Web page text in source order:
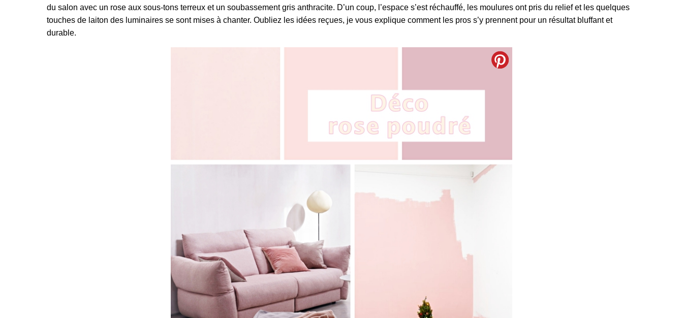
du salon avec un rose aux sous-tons terreux et un soubassement gris anthracite. D’un coup, l’espace s’est réchauffé, les moulures ont pris du relief et les quelques
touches de laiton des luminaires se sont mises à chanter. Oubliez les idées reçues, je vous explique comment les pros s’y prennent pour un résultat bluffant et
durable.